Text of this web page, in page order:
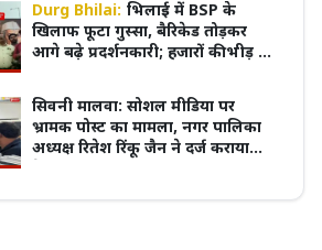
Durg Bhilai: भिलाई में BSP के
खिलाफ फूटा गुस्सा, बैरिकेड तोड़कर
आगे बढ़े प्रदर्शनकारी; हजारों की भीड़ ने
सिवनी मालवा: सोशल मीडिया पर
भ्रामक पोस्ट का मामला, नगर पालिका
अध्यक्ष रितेश रिंकू जैन ने दर्ज कराया